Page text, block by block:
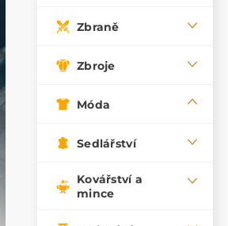
Zbraně
Zbroje
Móda
Sedlářství
Kovářství a
mince